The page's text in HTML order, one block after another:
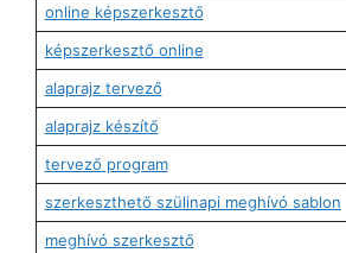
online képszerkesztő
képszerkesztő online
alaprajz tervező
alaprajz készítő
tervező program
szerkeszthető szülinapi meghívó sablon
meghívó szerkesztő